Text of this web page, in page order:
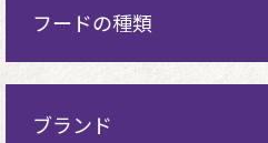
体重管理用
室内猫
フードの種類
ブランド